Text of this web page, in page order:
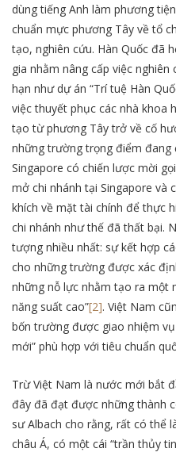
dùng tiếng Anh làm phương
chuẩn mực phương Tây về tổ
tạo, nghiên cứu. Hàn Quốc đã
gia nhằm nâng cấp việc
hạn như dự án “Trí tuệ Hàn
việc thuyết phục các nhà khoa
tạo từ phương Tây trở về cố
những trường trọng điểm đang
Singapore có chiến lược mời
mở chi nhánh tại Singapore và
khích về mặt tài chính để thực
chi nhánh như thế đã thất bại.
tượng nhiều nhất: sự kết hợp
cho những trường được xác
những nỗ lực nhằm tạo ra một
năng suất cao”[2]. Việt Nam
bốn trường được giao nhiệm
mới” phù hợp với tiêu chuẩn
Trừ Việt Nam là nước mới bắt
đây đã đạt được những thành
sư Albach cho rằng, rất có thể
châu Á, có một cái “trần thủy